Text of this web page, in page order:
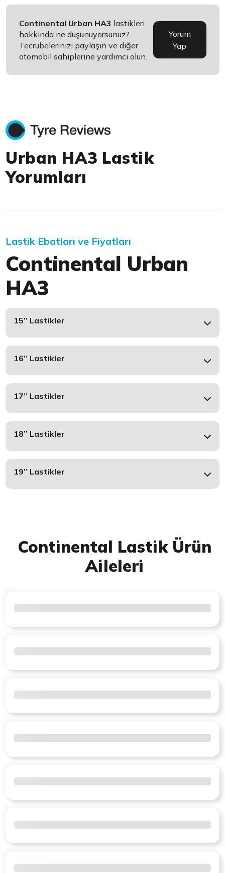
Continental Urban HA3 lastikleri
hakkında ne düşünüyorsunuz?
Tecrübelerinizi paylaşın ve diğer
otomobil sahiplerine yardımcı olun.
Yorum
Yap
Urban HA3 Lastik
Yorumları
Lastik Ebatları ve Fiyatları
Continental Urban
HA3
15’’ Lastikler
16’’ Lastikler
17’’ Lastikler
18’’ Lastikler
19’’ Lastikler
Continental Lastik Ürün
Aileleri